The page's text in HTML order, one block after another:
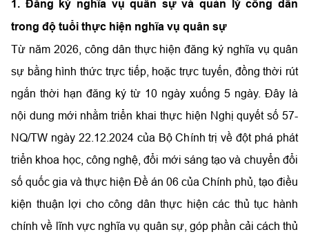
1. Đăng ký nghĩa vụ quân sự và quản lý công dân
trong độ tuổi thực hiện nghĩa vụ quân sự
Từ năm 2026, công dân thực hiện đăng ký nghĩa vụ quân
sự bằng hình thức trực tiếp, hoặc trực tuyến, đồng thời rút
ngắn thời hạn đăng ký từ 10 ngày xuống 5 ngày. Đây là
nội dung mới nhằm triển khai thực hiện Nghị quyết số 57-
NQ/TW ngày 22.12.2024 của Bộ Chính trị về đột phá phát
triển khoa học, công nghệ, đổi mới sáng tạo và chuyển đổi
số quốc gia và thực hiện Đề án 06 của Chính phủ, tạo điều
kiện thuận lợi cho công dân thực hiện các thủ tục hành
chính về lĩnh vực nghĩa vụ quân sự, góp phần cải cách thủ